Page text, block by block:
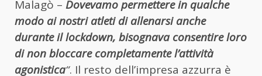
Malagò – Dovevamo permettere in qualche
modo ai nostri atleti di allenarsi anche
durante il lockdown, bisognava consentire loro
di non bloccare completamente l’attività
agonistica“. Il resto dell’impresa azzurra è